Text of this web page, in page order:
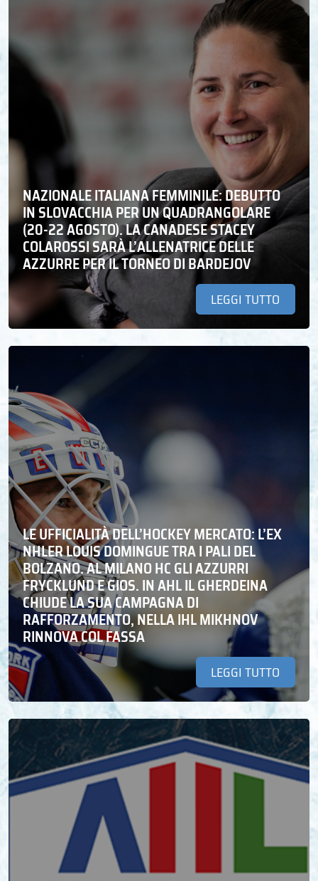
NAZIONALE ITALIANA FEMMINILE: DEBUTTO
IN SLOVACCHIA PER UN QUADRANGOLARE
(20-22 AGOSTO). LA CANADESE STACEY
COLAROSSI SARÀ L’ALLENATRICE DELLE
AZZURRE PER IL TORNEO DI BARDEJOV
LEGGI TUTTO
LE UFFICIALITÀ DELL’HOCKEY MERCATO: L’EX
NHLER LOUIS DOMINGUE TRA I PALI DEL
BOLZANO. AL MILANO HC GLI AZZURRI
FRYCKLUND E GIOS. IN AHL IL GHERDEINA
CHIUDE LA SUA CAMPAGNA DI
RAFFORZAMENTO, NELLA IHL MIKHNOV
RINNOVA COL FASSA
LEGGI TUTTO